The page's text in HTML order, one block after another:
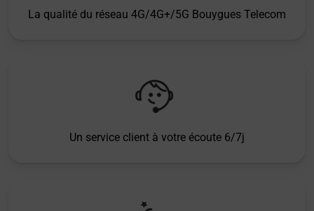
La qualité du réseau 4G/4G+/5G Bouygues Telecom
Un service client à votre écoute 6/7j